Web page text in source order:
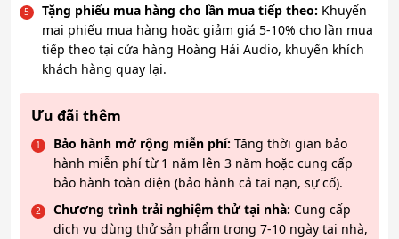
Tặng phiếu mua hàng cho lần mua tiếp theo: Khuyến
mại phiếu mua hàng hoặc giảm giá 5-10% cho lần mua
tiếp theo tại cửa hàng Hoàng Hải Audio, khuyến khích
khách hàng quay lại.
Ưu đãi thêm
Bảo hành mở rộng miễn phí: Tăng thời gian bảo
hành miễn phí từ 1 năm lên 3 năm hoặc cung cấp
bảo hành toàn diện (bảo hành cả tai nạn, sự cố).
Chương trình trải nghiệm thử tại nhà: Cung cấp
dịch vụ dùng thử sản phẩm trong 7-10 ngày tại nhà,